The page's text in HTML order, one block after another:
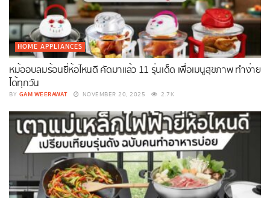
HOME APPLIANCES
หม้ออบลมร้อนยี่ห้อไหนดี คัดมาแล้ว 11 รุ่นเด็ด เพื่อเมนูสุขภาพ ทำง่าย
ได้ทุกวัน
BY GAM WEERAWAT NOVEMBER 20, 2025 2.7K